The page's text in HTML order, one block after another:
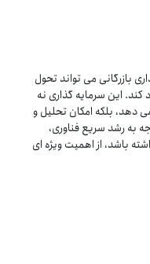
بازرگانی می تواند تحول
این سرمایه گذاری نه
دهد، بلکه امکان تحلیل و
به رشد سریع فناوری،
باشد، از اهمیت ویژه ای